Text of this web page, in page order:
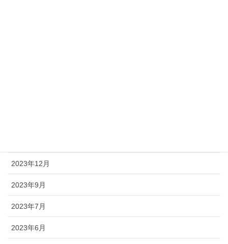
2023年12月
2023年9月
2023年7月
2023年6月